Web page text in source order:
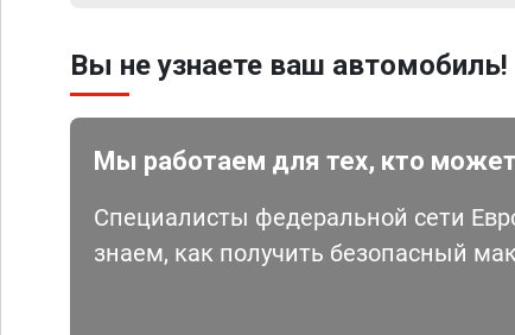
Вы не узнаете ваш автомобиль!
Мы работаем для тех, кто может
Специалисты федеральной сети
знаем, как получить безопасный